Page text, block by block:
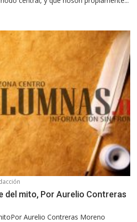
del mito, Por Aurelio Contreras
Aurelio Contreras Moreno